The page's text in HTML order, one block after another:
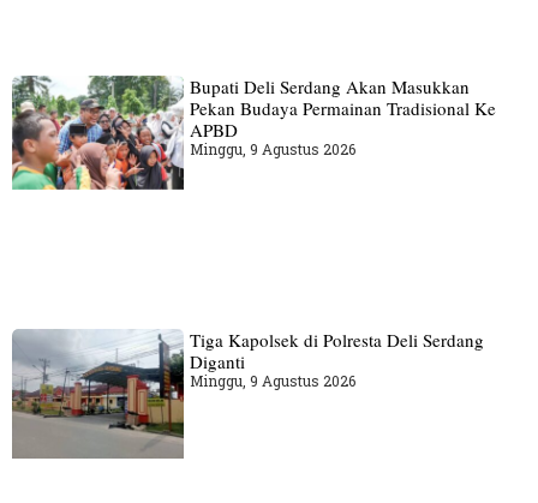
Bupati Deli Serdang Akan Masukkan
Pekan Budaya Permainan Tradisional Ke
APBD
Minggu, 9 Agustus 2026
Tiga Kapolsek di Polresta Deli Serdang
Diganti
Minggu, 9 Agustus 2026